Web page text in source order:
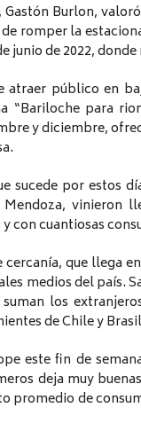
Burlon,
romper la
junio de 2022,
público en
“Bariloche para
y diciembre,
sucede por estos
vinieron
con cuantiosas
que llega
medios del país.
los
de Chile y
este fin de
deja muy
promedio de